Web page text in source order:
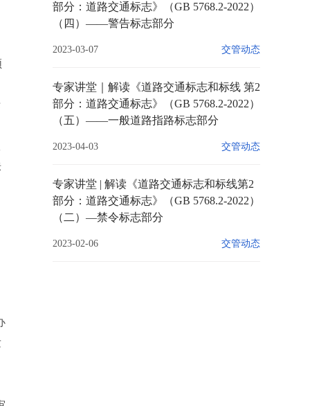
部分：道路交通标志》（GB 5768.2-2022）
（四）——警告标志部分
2023-03-07 交管动态
专家讲堂｜解读《道路交通标志和标线 第2
部分：道路交通标志》（GB 5768.2-2022）
（五）——一般道路指路标志部分
2023-04-03 交管动态
专家讲堂 | 解读《道路交通标志和标线第2
部分：道路交通标志》（GB 5768.2-2022）
（二）—禁令标志部分
2023-02-06 交管动态